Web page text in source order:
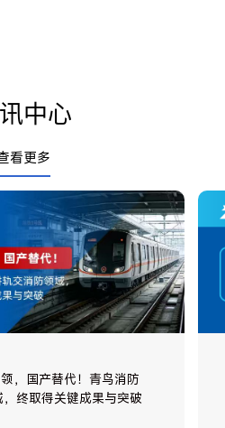
中心
看更多
，国产替代！青鸟消防
终取得关键成果与突破